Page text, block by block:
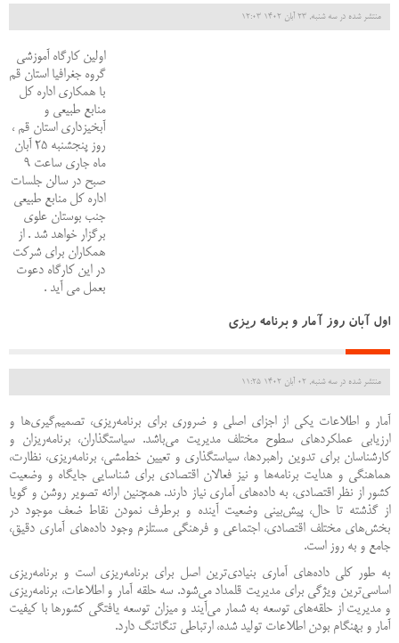
منتشر شده در سه شنبه, 23 آبان 1402 12:03
اولین کارگاه آموزشی
گروه جغرافیا استان قم
با همکاری اداره کل
منابع طبیعی و
آبخیزداری استان قم ،
روز پنجشنبه 25 آبان
ماه جاری ساعت 9
صبح در سالن جلسات
اداره کل منابع طبیعی
جنب بوستان علوی
برگزار خواهد شد . از
همکاران برای شرکت
در این کارگاه دعوت
بعمل می آید .
اول آبان روز آمار و برنامه ریزی
منتشر شده در سه شنبه, 02 آبان 1402 11:25
آمار و اطلاعات يكی از اجزای اصلی و ضروری برای برنامه‌ريزی، تصميم‌گيری‌ها و
ارزيابی عملكردهای سطوح مختلف مديريت می‌باشد. سياستگذاران، برنامه‌ريزان و
كارشناسان برای تدوين راهبردها، سياستگذاری و تعيين خط‌مشی، برنامه‌ريزی، نظارت،
هماهنگی و هدايت برنامه‌ها و نيز فعالان اقتصادی براي شناسايی جايگاه و وضعيت
كشور از نظر اقتصادی، به داده‌های آماری نياز دارند. همچنين ارائه تصویر روشن و گویا
از گذشته تا حال، پيش‌بينی وضعيت آينده و برطرف نمودن نقاط ضعف موجود در
بخش‌های مختلف اقتصادی، اجتماعی و فرهنگی مستلزم وجود داده‌های آماری دقيق،
جامع و به روز است.
به طور کلی داده‌های آماری بنیادی‌ترین اصل برای برنامه‌ریزی است و برنامه‌ریزی
اساسی‌ترین ويژگی برای مدیریت قلمداد می‌شود. سه حلقه آمار و اطلاعات، برنامه‌ریزی
و مدیریت از حلقه‌های توسعه به شمار می‌آیند و میزان توسعه یافتگی کشورها با كيفيت
آمار و بهنگام بودن اطلاعات توليد شده، ارتباطی تنگاتنگ دارد.